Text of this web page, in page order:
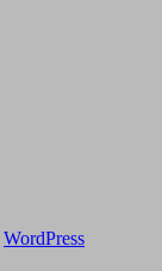
WordPress